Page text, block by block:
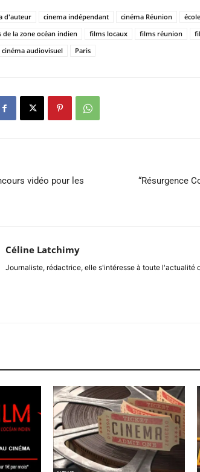
d'auteur cinema indépendant cinéma Réunion
de la zone océan indien films locaux films réunion
audiovisuel Paris
vidéo pour les
“Résurgence
Céline Latchimy
Journaliste, rédactrice, elle s'intéresse à toute l'actualité